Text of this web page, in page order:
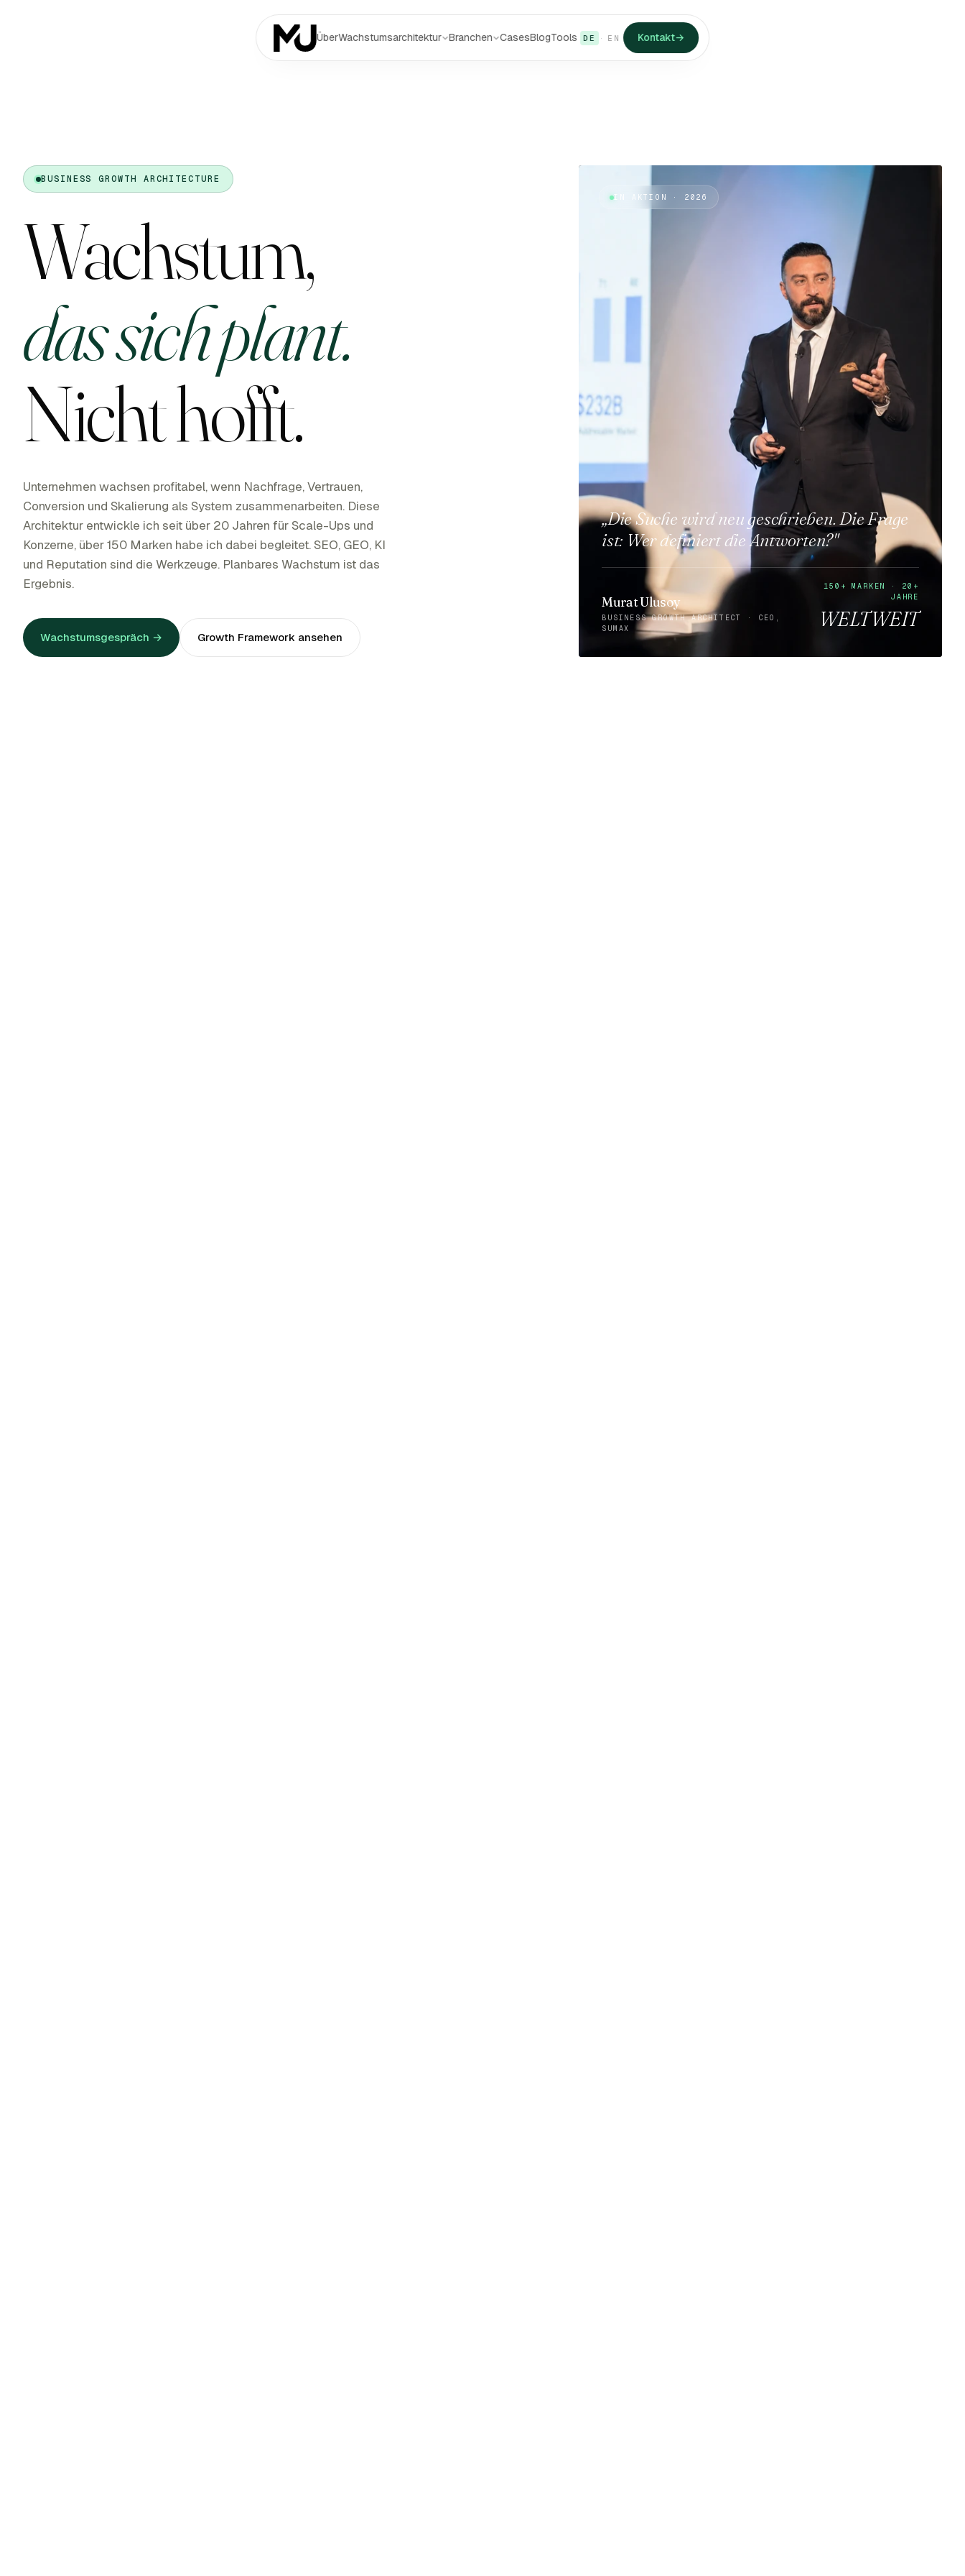
ÜberWachstumsarchitektur Branchen CasesBlogTools DE · EN Kontakt→
BUSINESS GROWTH ARCHITECTURE
Wachstum,
das sich plant.
Nicht hofft.
Unternehmen wachsen profitabel, wenn Nachfrage, Vertrauen,
Conversion und Skalierung als System zusammenarbeiten. Diese
Architektur entwickle ich seit über 20 Jahren für Scale-Ups und
Konzerne, über 150 Marken habe ich dabei begleitet. SEO, GEO, KI
und Reputation sind die Werkzeuge. Planbares Wachstum ist das
Ergebnis.
Wachstumsgespräch → Growth Framework ansehen
IN AKTION · 2026
„Die Suche wird neu geschrieben. Die Frage
ist: Wer definiert die Antworten?"
Murat Ulusoy
BUSINESS GROWTH ARCHITECT · CEO,
SUMAX
150+ MARKEN · 20+
JAHRE
WELTWEIT